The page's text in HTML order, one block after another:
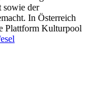
sowie der
In Österreich
Plattform Kulturpool